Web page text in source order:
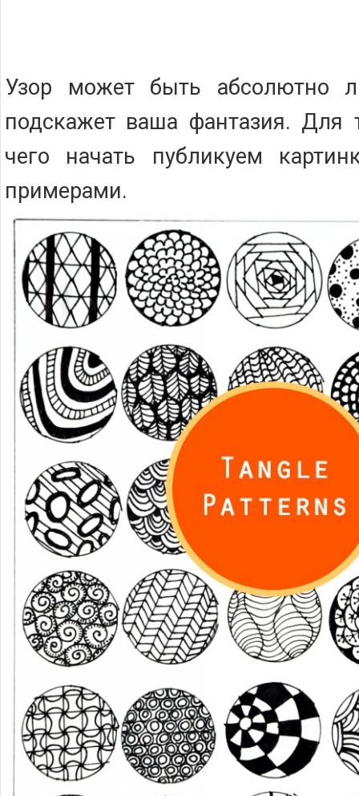
Узор может быть абсолютно
подскажет ваша фантазия. Для
чего начать публикуем
примерами.